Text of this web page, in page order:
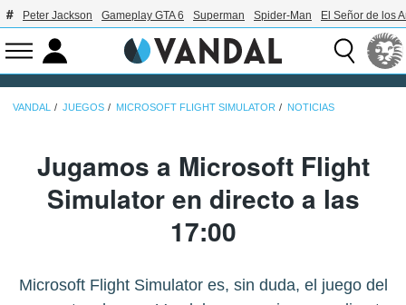
Peter Jackson Gameplay GTA 6 Superman Spider-Man El Señor de los
VANDAL JUEGOS MICROSOFT FLIGHT SIMULATOR NOTICIAS
Jugamos a Microsoft Flight
Simulator en directo a las
17:00
Microsoft Flight Simulator es, sin duda, el juego del